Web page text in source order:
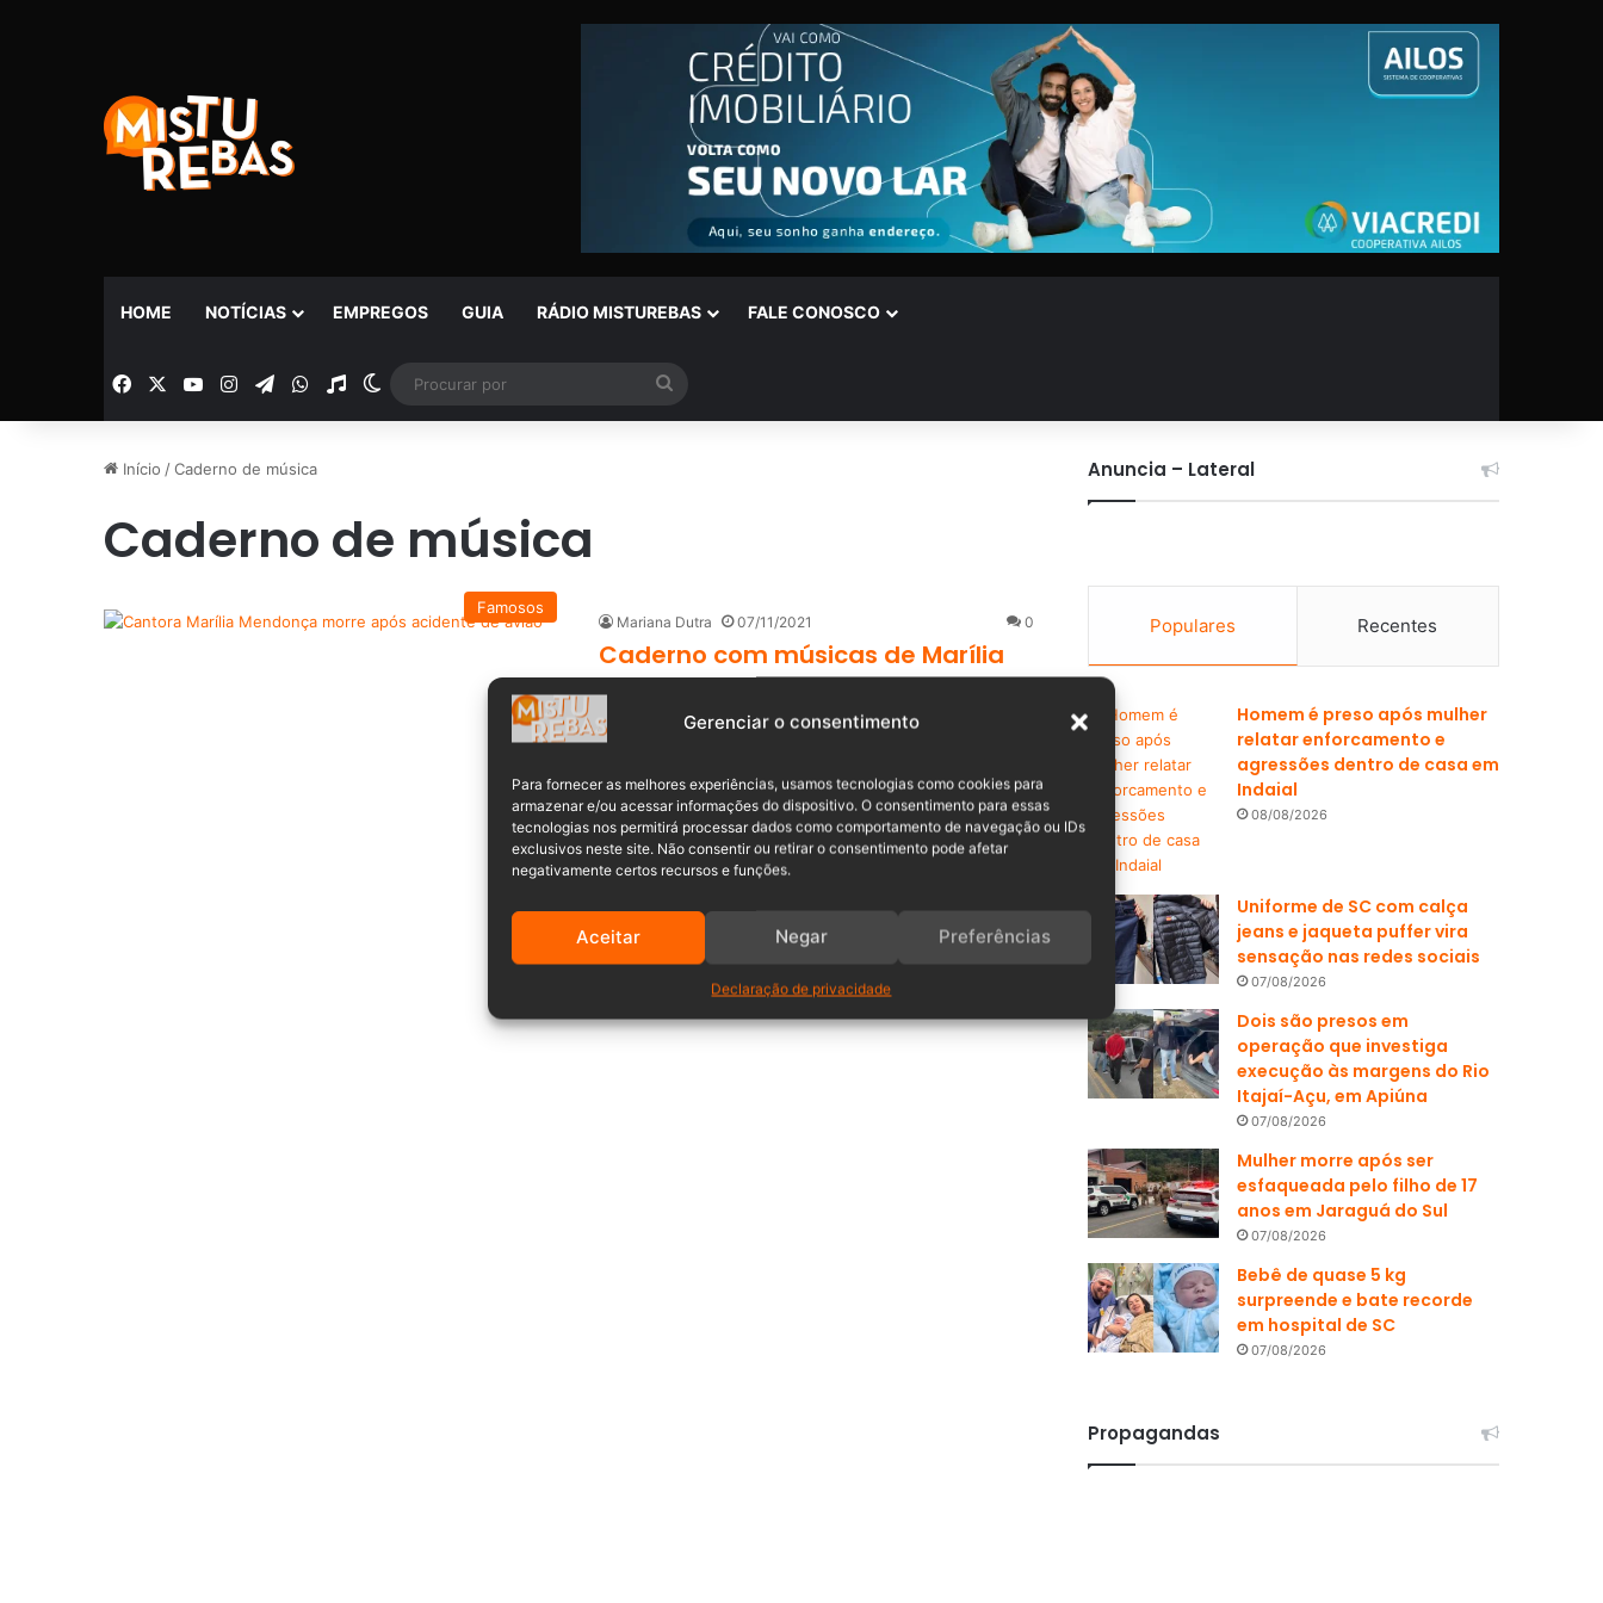
Gerenciar o consentimento
Para fornecer as melhores experiências, usamos tecnologias como cookies para
armazenar e/ou acessar informações do dispositivo. O consentimento para essas
tecnologias nos permitirá processar dados como comportamento de navegação ou IDs
exclusivos neste site. Não consentir ou retirar o consentimento pode afetar
negativamente certos recursos e funções.
Aceitar Negar Preferências
Declaração de privacidade
HOME NOTÍCIAS EMPREGOS GUIA RÁDIO MISTUREBAS FALE CONOSCO
Facebook YouTubeInstagramTelegramWhatsApp
Rádio Switch skin
por
Início /Caderno de música
Caderno de música
Famosos
Mariana Dutra 07/11/2021 0
Caderno com músicas de Marília
Mendonça é recuperado
Um caderno com músicas inéditas da cantora Marília
Leia mais »
Anuncia – Lateral
Populares Recentes
Homem é preso após mulher
relatar enforcamento e
agressões dentro de casa em
Indaial
08/08/2026
Uniforme de SC com calça
jeans e jaqueta puffer vira
sensação nas redes sociais
07/08/2026
Dois são presos em
operação que investiga
execução às margens do Rio
Itajaí-Açu, em Apiúna
07/08/2026
Mulher morre após ser
esfaqueada pelo filho de 17
anos em Jaraguá do Sul
07/08/2026
Bebê de quase 5 kg
surpreende e bate recorde
em hospital de SC
07/08/2026
Propagandas